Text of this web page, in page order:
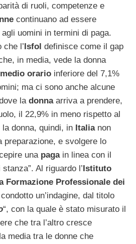
di ruoli, competenze e
continuano ad essere
uomini in termini di paga.
l’Isfol definisce come il gap
in media, vede la donna
orario inferiore del 7,1%
ma ci sono anche alcune
ladonnaarriva a prendere,
il 22,9% in meno rispetto al
donna, quindi, in Italianon
preparazione, e svolgere lo
una pagain linea con il
Al riguardo l’Istituto
Formazione Professionale dei
un’indagine, dal titolo
“, con la quale è stato misurato il
che tra l’altro cresce
media tra le donne che